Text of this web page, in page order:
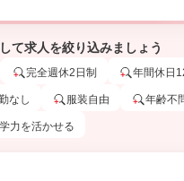
て求人を絞り込みましょう
完全週休2日制 年間休日
なし 服装自由 年齢不
力を活かせる